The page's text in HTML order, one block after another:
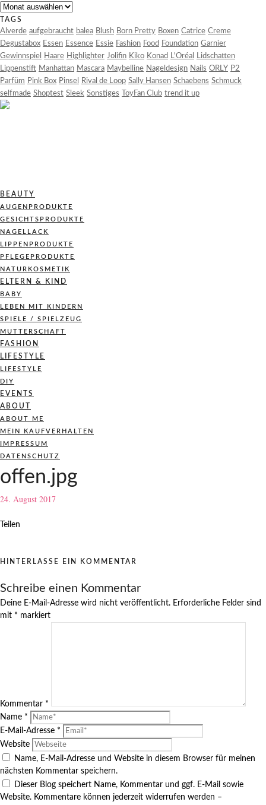
Archiv
TAGS
Alverde aufgebraucht balea Blush Born Pretty Boxen Catrice Creme
Degustabox Essen Essence Essie Fashion Food Foundation Garnier
Gewinnspiel
Haare Highlighter Jolifin Kiko Konad L'Oréal
Lidschatten
Lippenstift Manhattan Mascara Maybelline Nageldesign Nails ORLY P2
Parfüm Pink Box Pinsel Rival de Loop Sally Hansen Schaebens Schmuck
selfmade Shoptest Sleek Sonstiges ToyFan Club trend it up
BEAUTY
AUGENPRODUKTE
GESICHTSPRODUKTE
NAGELLACK
LIPPENPRODUKTE
PFLEGEPRODUKTE
NATURKOSMETIK
ELTERN & KIND
BABY
LEBEN MIT KINDERN
SPIELE / SPIELZEUG
MUTTERSCHAFT
FASHION
LIFESTYLE
LIFESTYLE
DIY
EVENTS
ABOUT
ABOUT ME
MEIN KAUFVERHALTEN
IMPRESSUM
DATENSCHUTZ
offen.jpg
24. August 2017
Teilen
HINTERLASSE EIN KOMMENTAR
Schreibe einen Kommentar
Deine E-Mail-Adresse wird nicht veröffentlicht. Erforderliche Felder sind
mit * markiert
Kommentar *
Name *
E-Mail-Adresse *
Website
Name, E-Mail-Adresse und Website in diesem Browser für meinen
nächsten Kommentar speichern.
Dieser Blog speichert Name, Kommentar und ggf. E-Mail sowie
Website. Kommentare können jederzeit widerrufen werden –